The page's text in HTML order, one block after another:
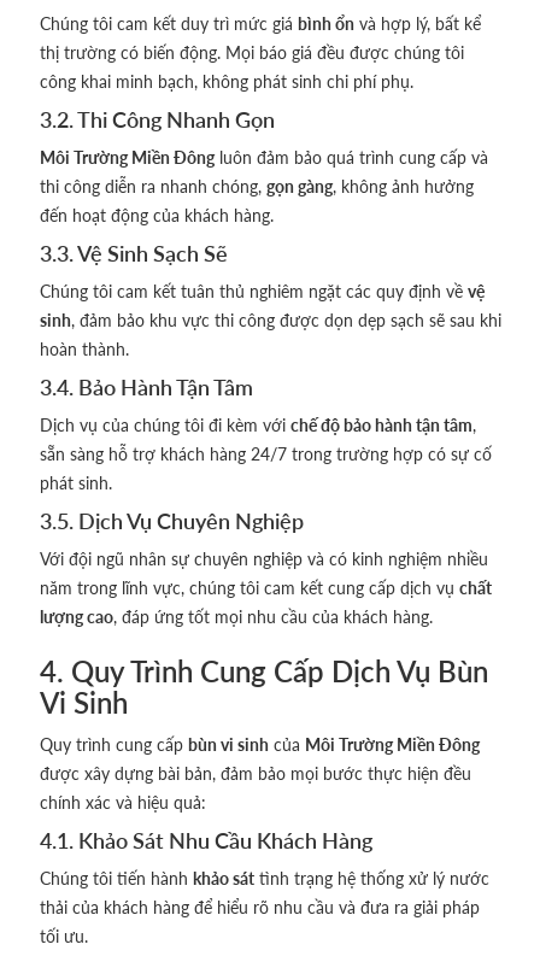
Chúng tôi cam kết duy trì mức giá bình ổn và hợp lý, bất kể
thị trường có biến động. Mọi báo giá đều được chúng tôi
công khai minh bạch, không phát sinh chi phí phụ.
3.2. Thi Công Nhanh Gọn
Môi Trường Miền Đôngluôn đảm bảo quá trình cung cấp và
thi công diễn ra nhanh chóng, gọn gàng, không ảnh hưởng
đến hoạt động của khách hàng.
3.3. Vệ Sinh Sạch Sẽ
Chúng tôi cam kết tuân thủ nghiêm ngặt các quy định về vệ
sinh, đảm bảo khu vực thi công được dọn dẹp sạch sẽ sau khi
hoàn thành.
3.4. Bảo Hành Tận Tâm
Dịch vụ của chúng tôi đi kèm với chế độ bảo hành tận tâm,
sẵn sàng hỗ trợ khách hàng 24/7 trong trường hợp có sự cố
phát sinh.
3.5. Dịch Vụ Chuyên Nghiệp
Với đội ngũ nhân sự chuyên nghiệp và có kinh nghiệm nhiều
năm trong lĩnh vực, chúng tôi cam kết cung cấp dịch vụ chất
lượng cao, đáp ứng tốt mọi nhu cầu của khách hàng.
4. Quy Trình Cung Cấp Dịch Vụ Bùn
Vi Sinh
Quy trình cung cấp bùn vi sinh của Môi Trường Miền Đông
được xây dựng bài bản, đảm bảo mọi bước thực hiện đều
chính xác và hiệu quả:
4.1. Khảo Sát Nhu Cầu Khách Hàng
Chúng tôi tiến hành khảo sáttình trạng hệ thống xử lý nước
thải của khách hàng để hiểu rõ nhu cầu và đưa ra giải pháp
tối ưu.